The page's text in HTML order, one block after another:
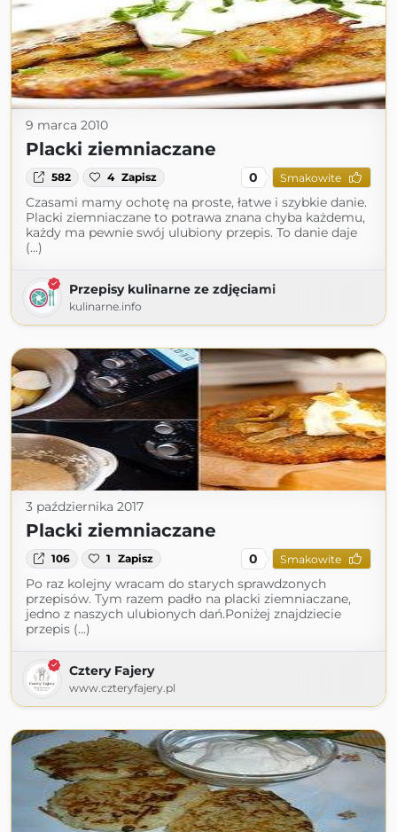
9 marca 2010
Placki ziemniaczane
582 4 Zapisz 0 Smakowite
Czasami mamy ochotę na proste, łatwe i szybkie danie.
Placki ziemniaczane to potrawa znana chyba każdemu,
każdy ma pewnie swój ulubiony przepis. To danie daje
(...)
Przepisy kulinarne ze zdjęciami
kulinarne.info
3 października 2017
Placki ziemniaczane
106 1 Zapisz 0 Smakowite
Po raz kolejny wracam do starych sprawdzonych
przepisów. Tym razem padło na placki ziemniaczane,
jedno z naszych ulubionych dań.Poniżej znajdziecie
przepis (...)
Cztery Fajery
www.czteryfajery.pl